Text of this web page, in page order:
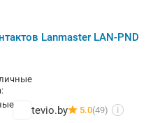
Lanmaster LAN-PND
tevio.by 5.0(49) i